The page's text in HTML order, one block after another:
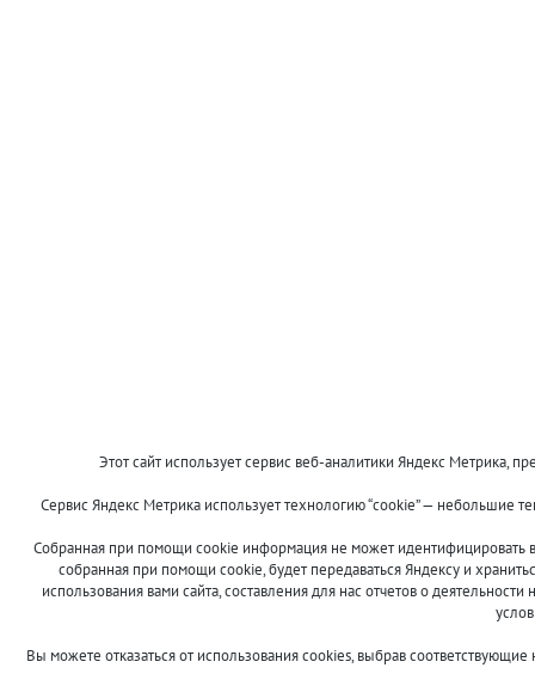
Этот сайт использует сервис веб-аналитики Яндекс Метрика,
Сервис Яндекс Метрика использует технологию “cookie” — небольшие
Собранная при помощи cookie информация не может идентифицировать
собранная при помощи cookie, будет передаваться Яндексу и
использования вами сайта, составления для нас отчетов о
Вы можете отказаться от использования cookies, выбрав